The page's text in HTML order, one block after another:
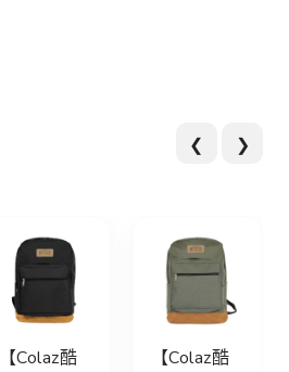
❮ ❯
【Colaz酷
【Colaz酷